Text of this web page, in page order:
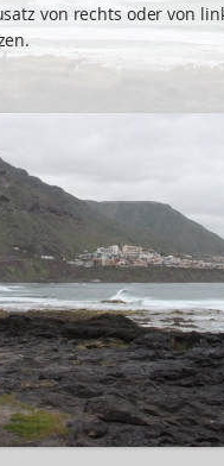
von rechts oder von